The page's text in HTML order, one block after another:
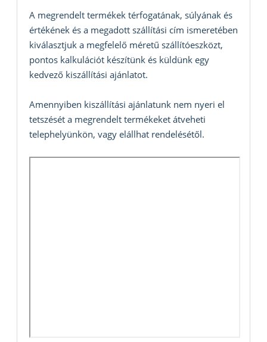
A megrendelt termékek térfogatának, súlyának és
értékének és a megadott szállítási cím ismeretében
kiválasztjuk a megfelelő méretű szállítóeszközt,
pontos kalkulációt készítünk és küldünk egy
kedvező kiszállítási ajánlatot.
Amennyiben kiszállítási ajánlatunk nem nyeri el
tetszését a megrendelt termékeket átveheti
telephelyünkön, vagy elállhat rendelésétől.